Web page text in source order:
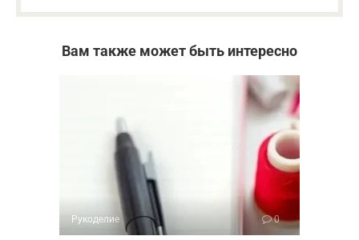
Вам также может быть интересно
Рукоделие 0